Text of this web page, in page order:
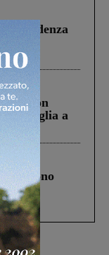
la scadenza
“Un
la figlia a
morirono
il